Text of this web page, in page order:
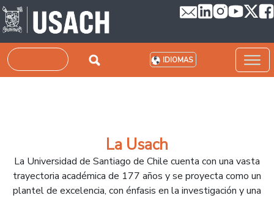
Pasar al contenido principal
Buscar IDIOMAS
La Usach
La Universidad de Santiago de Chile cuenta con una vasta
trayectoria académica de 177 años y se proyecta como un
plantel de excelencia, con énfasis en la investigación y una